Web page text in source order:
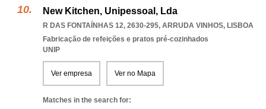
New Kitchen, Unipessoal, Lda
R DAS FONTAÍNHAS 12, 2630-295, ARRUDA VINHOS, LISBOA
Fabricação de refeições e pratos pré-cozinhados
UNIP
Ver empresa Ver no Mapa
Matches in the search for: